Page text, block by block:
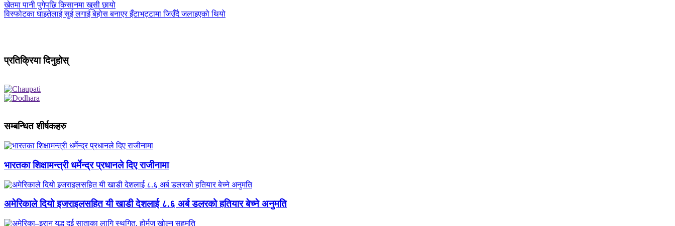
खेतमा पानी पुगेपछि किसानमा खुसी छायो
विस्फोटका घाइतेलाई सुई लगाई बेहोस बनाएर इँटाभट्टामा जिउँदै जलाइएको थियो
प्रतिक्रिया दिनुहोस्
सम्बन्धित शीर्षकहरु
भारतका शिक्षामन्त्री धर्मेन्द्र प्रधानले दिए राजीनामा
अमेरिकाले दियो इजराइलसहित यी खाडी देशलाई ८.६ अर्ब डलरको हतियार बेच्ने अनुमति